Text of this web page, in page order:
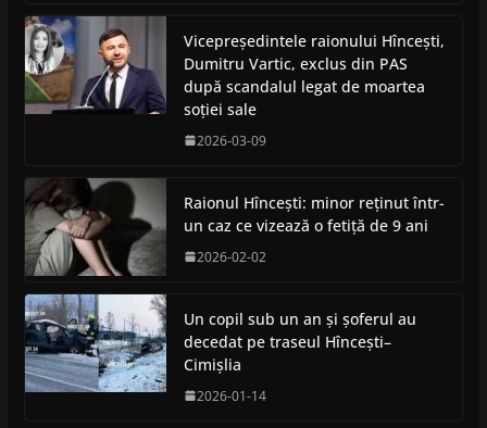
Vicepreședintele raionului Hîncești,
Dumitru Vartic, exclus din PAS
după scandalul legat de moartea
soției sale
2026-03-09
Raionul Hîncești: minor reținut într-
un caz ce vizează o fetiță de 9 ani
2026-02-02
Un copil sub un an și șoferul au
decedat pe traseul Hîncești–
Cimișlia
2026-01-14